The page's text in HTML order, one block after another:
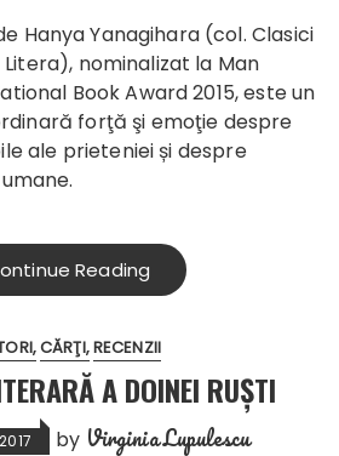
Hanya Yanagihara (col. Clasici
nominalizat la Man
Book Award 2015, este un
forţă şi emoţie despre
ale prieteniei și despre
Reading
CĂRŢI RECENZII
A DOINEI RUȘTI
by Virginia Lupulescu